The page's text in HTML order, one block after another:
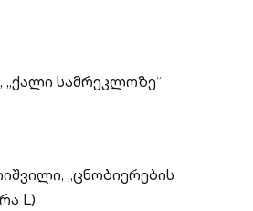
სამრეკლოზე“
„ცნობიერების
L)